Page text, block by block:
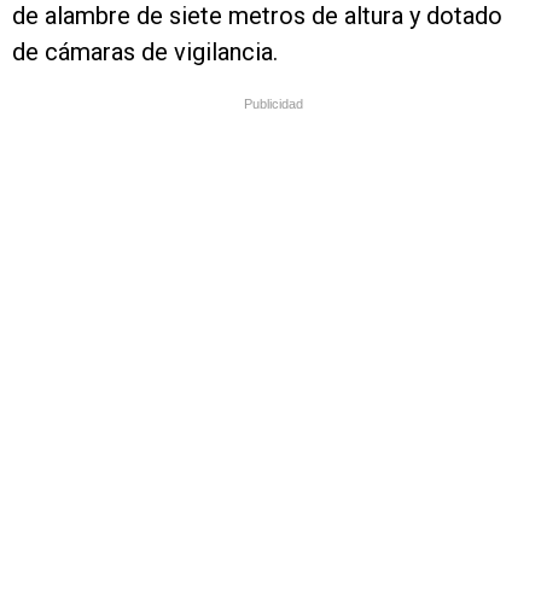
de alambre de siete metros de altura y dotado
de cámaras de vigilancia.
Publicidad